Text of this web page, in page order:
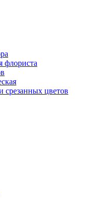
флориста
срезанных цветов